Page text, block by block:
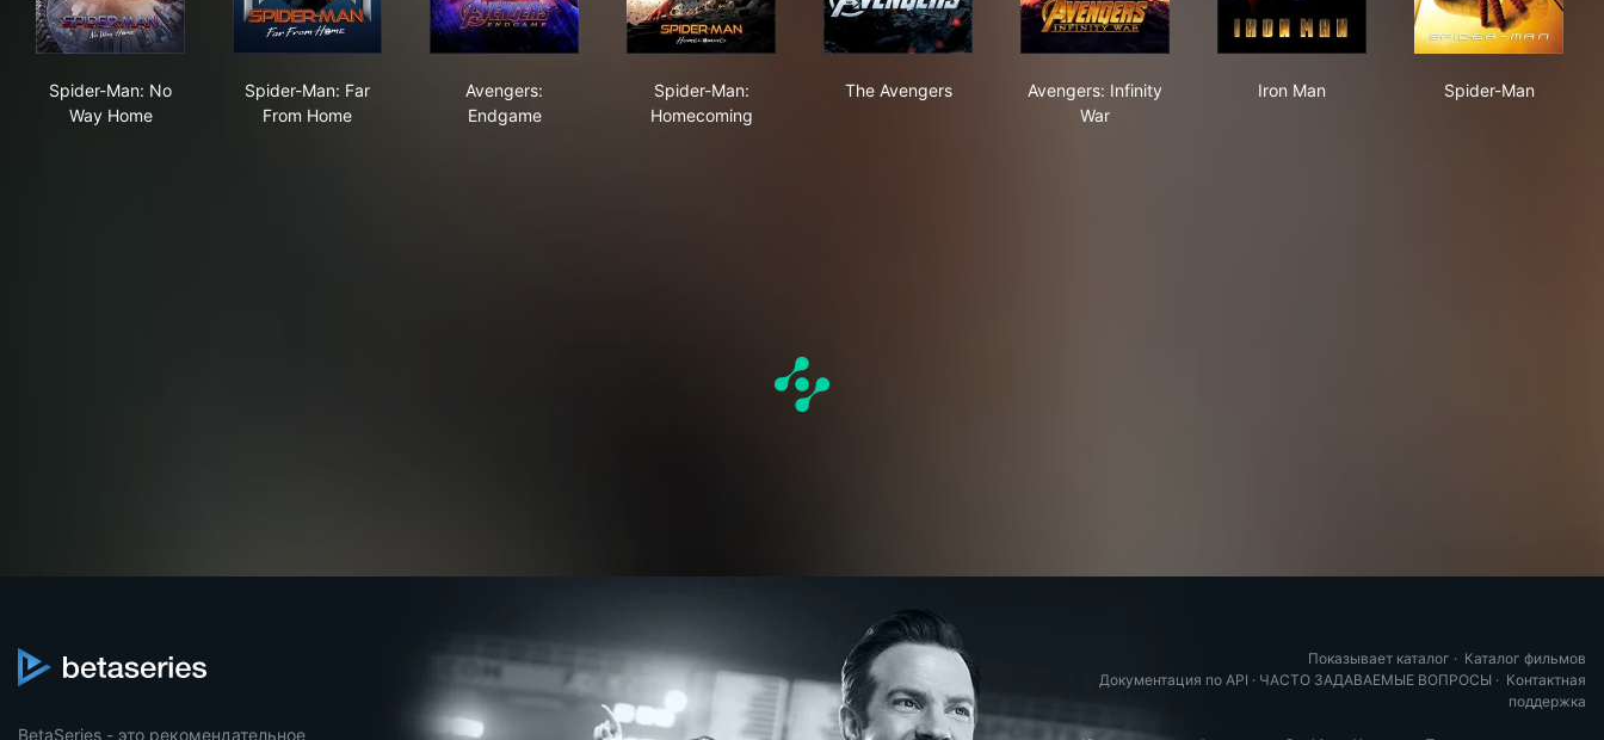
Spider-Man: No
Way Home
Spider-Man: Far
From Home
Avengers:
Endgame
Spider-Man:
Homecoming
The Avengers
Avengers: Infinity
War
Iron Man
Spider-Man
BetaSeries - это рекомендательное
Показывает каталог · Каталог фильмов
Документация по API · ЧАСТО ЗАДАВАЕМЫЕ ВОПРОСЫ · Контактная
поддержка